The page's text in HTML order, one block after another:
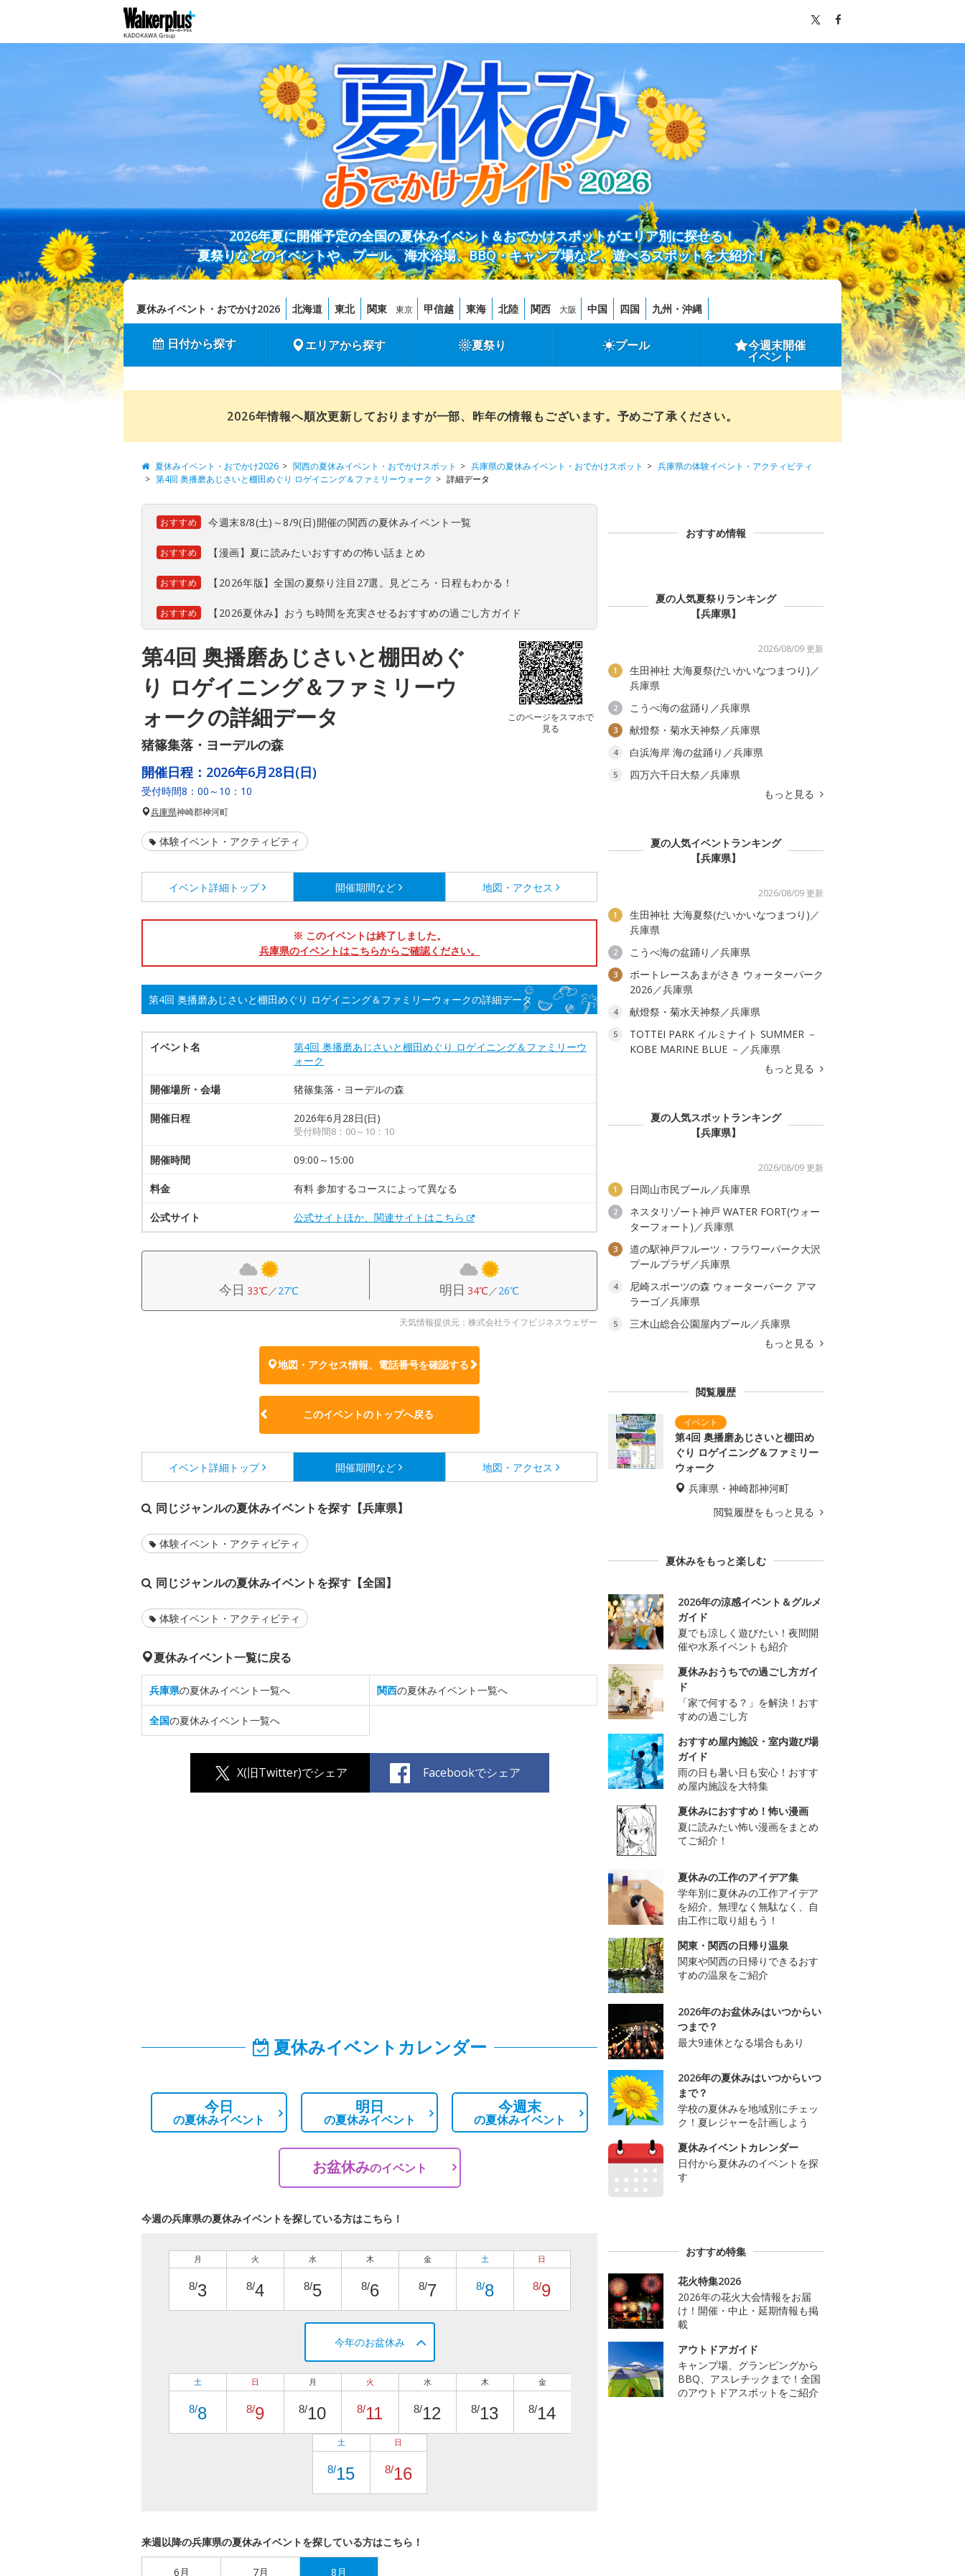
2026年夏に開催予定の全国の夏休みイベント＆おでかけスポットがエリア別に探せる！
夏祭りなどのイベントや、プール、海水浴場、BBQ・キャンプ場など、遊べるスポットを大紹介！
夏休みイベント・おでかけ2026 北海道 東北 関東 東京 甲信越 東海 北陸 関西 大阪 中国 四国 九州・沖縄
日付から探す エリアから探す 夏祭り プール 今週末開催
イベント
2026年情報へ順次更新しておりますが一部、昨年の情報もございます。予めご了承ください。
夏休みイベント・おでかけ2026 関西の夏休みイベント・おでかけスポット 兵庫県の夏休みイベント・おでかけスポット
兵庫県の体験イベント・アクティビティ
第4回 奥播磨あじさいと棚田めぐり ロゲイニング＆ファミリーウォーク
詳細データ
おすすめ 今週末8/8(土)～8/9(日)開催の関西の夏休みイベント一覧
おすすめ 【漫画】夏に読みたいおすすめの怖い話まとめ
おすすめ 【2026年版】全国の夏祭り注目27選。見どころ・日程もわかる！
おすすめ 【2026夏休み】おうち時間を充実させるおすすめの過ごし方ガイド
第4回 奥播磨あじさいと棚田めぐ
り ロゲイニング＆ファミリーウ
ォークの詳細データ
猪篠集落・ヨーデルの森
このページをスマホで
見る
開催日程： 2026年6月28日(日)
受付時間8：00～10：10
兵庫県神崎郡神河町
体験イベント・アクティビティ
イベント詳細 トップ 開催期間など 地図・アクセス
※ このイベントは終了しました。
兵庫県のイベントはこちらからご確認ください。
第4回 奥播磨あじさいと棚田めぐり ロゲイニング＆ファミリーウォークの詳細データ
イベント名
第4回 奥播磨あじさいと棚田めぐり ロゲイニング＆ファミリーウ
ォーク
開催場所・会場 猪篠集落・ヨーデルの森
開催日程 2026年6月28日(日)
受付時間8：00～10：10
開催時間 09:00～15:00
料金 有料 参加するコースによって異なる
公式サイト 公式サイトほか、関連サイトはこちら
今日 33℃／27℃ 明日 34℃／26℃
天気情報提供元：株式会社ライフビジネスウェザー
地図・アクセス情報、電話番号を確認する
このイベントのトップへ戻る
イベント詳細 トップ 開催期間など 地図・アクセス
同じジャンルの夏休みイベントを探す【兵庫県】
体験イベント・アクティビティ
同じジャンルの夏休みイベントを探す【全国】
体験イベント・アクティビティ
夏休みイベント一覧に戻る
兵庫県の夏休みイベント一覧へ 関西の夏休みイベント一覧へ
全国の夏休みイベント一覧へ
X(旧Twitter)でシェア Facebookでシェア
夏休みイベントカレンダー
今日
の夏休みイベント
明日
の夏休みイベント
今週末
の夏休みイベント
お盆休みのイベント
今週の兵庫県の夏休みイベントを探している方はこちら！
月
8/3
火
8/4
水
8/5
木
8/6
金
8/7
土
8/8
日
8/9
今年のお盆休み
土
8/8
日
8/9
月
8/10
火
8/11
水
8/12
木
8/13
金
8/14
土
8/15
日
8/16
来週以降の兵庫県の夏休みイベントを探している方はこちら！
6月 7月 8月
おすすめ情報
夏の人気夏祭りランキング
【兵庫県】
2026/08/09 更新
1
生田神社 大海夏祭(だいかいなつまつり)／
兵庫県
2 こうべ海の盆踊り／兵庫県
3 献燈祭・菊水天神祭／兵庫県
4 白浜海岸 海の盆踊り／兵庫県
5
四万六千日大祭／兵庫県
もっと見る
夏の人気イベントランキング
【兵庫県】
2026/08/09 更新
1
生田神社 大海夏祭(だいかいなつまつり)／
兵庫県
2 こうべ海の盆踊り／兵庫県
3
ボートレースあまがさき ウォーターパーク
2026／兵庫県
4 献燈祭・菊水天神祭／兵庫県
5
TOTTEI PARK イルミナイト SUMMER －
KOBE MARINE BLUE －／兵庫県
もっと見る
夏の人気スポットランキング
【兵庫県】
2026/08/09 更新
1 日岡山市民プール／兵庫県
2
ネスタリゾート神戸 WATER FORT(ウォー
ターフォート)／兵庫県
3
道の駅神戸フルーツ・フラワーパーク大沢
プールプラザ／兵庫県
4
尼崎スポーツの森 ウォーターパーク アマ
ラーゴ／兵庫県
5
三木山総合公園屋内プール／兵庫県
もっと見る
閲覧履歴
第4回 奥播磨あじさいと棚田め
ぐり ロゲイニング＆ファミリー
ウォーク
兵庫県・神崎郡神河町
閲覧履歴をもっと見る
夏休みをもっと楽しむ
2026年の涼感イベント＆グルメ
ガイド
夏でも涼しく遊びたい！夜間開
催や水系イベントも紹介
夏休みおうちでの過ごし方ガイ
ド
「家で何する？」を解決！おす
すめの過ごし方
おすすめ屋内施設・室内遊び場
ガイド
雨の日も暑い日も安心！おすす
め屋内施設を大特集
夏休みにおすすめ！怖い漫画
夏に読みたい怖い漫画をまとめ
てご紹介！
夏休みの工作のアイデア集
学年別に夏休みの工作アイデア
を紹介。無理なく無駄なく、自
由工作に取り組もう！
関東・関西の日帰り温泉
関東や関西の日帰りできるおす
すめの温泉をご紹介
2026年のお盆休みはいつからい
つまで？
最大9連休となる場合もあり
2026年の夏休みはいつからいつ
まで？
学校の夏休みを地域別にチェッ
ク！夏レジャーを計画しよう
夏休みイベントカレンダー
日付から夏休みのイベントを探
す
おすすめ特集
花火特集2026
2026年の花火大会情報をお届
け！開催・中止・延期情報も掲
載
アウトドアガイド
キャンプ場、グランピングから
BBQ、アスレチックまで！全国
のアウトドアスポットをご紹介